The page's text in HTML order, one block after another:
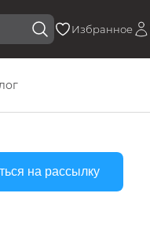
Избранное
на рассылку